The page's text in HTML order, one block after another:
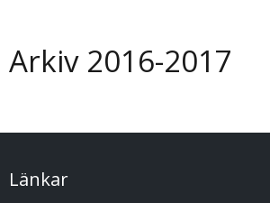
Arkiv 2016-2017
Länkar